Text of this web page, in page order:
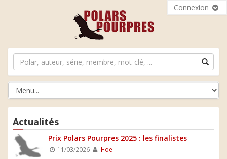
Connexion
Actualités
Prix Polars Pourpres 2025 : les finalistes
11/03/2026 Hoel